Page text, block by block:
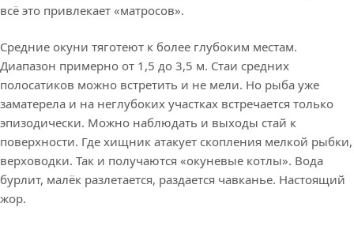
всё это привлекает «матросов».
Средние окуни тяготеют к более глубоким местам.
Диапазон примерно от 1,5 до 3,5 м. Стаи средних
полосатиков можно встретить и не мели. Но рыба уже
заматерела и на неглубоких участках встречается только
эпизодически. Можно наблюдать и выходы стай к
поверхности. Где хищник атакует скопления мелкой рыбки,
верховодки. Так и получаются «окуневые котлы». Вода
бурлит, малёк разлетается, раздается чавканье. Настоящий
жор.